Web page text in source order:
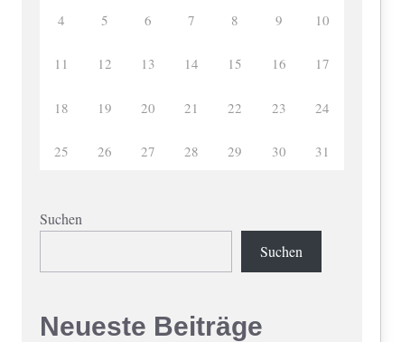
4 5 6 7 8 9 10
11 12 13 14 15 16 17
18 19 20 21 22 23 24
25 26 27 28 29 30 31
Suchen
Suchen
Neueste Beiträge